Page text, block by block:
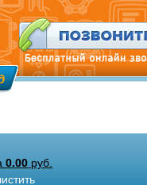
0.00 руб.